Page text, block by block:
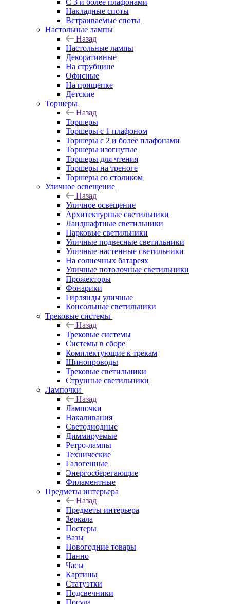
С 3 и более плафонами
Накладные споты
Встраиваемые споты
Настольные лампы
Назад
Настольные лампы
Декоративные
На струбцине
Офисные
На прищепке
Детские
Торшеры
Назад
Торшеры
Торшеры с 1 плафоном
Торшеры с 2 и более плафонами
Торшеры изогнутые
Торшеры для чтения
Торшеры на треноге
Торшеры со столиком
Уличное освещение
Назад
Уличное освещение
Архитектурные светильники
Ландшафтные светильники
Парковые светильники
Уличные подвесные светильники
Уличные настенные светильники
На солнечных батареях
Уличные потолочные светильники
Прожекторы
Фонарики
Гирлянды уличные
Консольные светильники
Трековые системы
Назад
Трековые системы
Системы в сборе
Комплектующие к трекам
Шинопроводы
Трековые светильники
Струнные светильники
Лампочки
Назад
Лампочки
Накаливания
Светодиодные
Диммируемые
Ретро-лампы
Технические
Галогенные
Энергосберегающие
Филаментные
Предметы интерьера
Назад
Предметы интерьера
Зеркала
Постеры
Вазы
Новогодние товары
Панно
Часы
Картины
Статуэтки
Подсвечники
Посуда